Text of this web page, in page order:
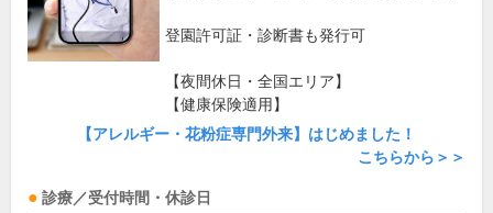
登園許可証・診断書も発行可
【夜間休日・全国エリア】
【健康保険適用】
【アレルギー・花粉症専門外来】はじめました！
こちらから＞＞
診療／受付時間・休診日